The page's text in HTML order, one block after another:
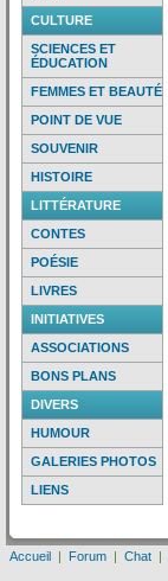
CULTURE
SCIENCES ET
ÉDUCATION
FEMMES ET BEAUTÉ
POINT DE VUE
SOUVENIR
HISTOIRE
LITTÉRATURE
CONTES
POÉSIE
LIVRES
INITIATIVES
ASSOCIATIONS
BONS PLANS
DIVERS
HUMOUR
GALERIES PHOTOS
LIENS
Accueil | Forum | Chat |